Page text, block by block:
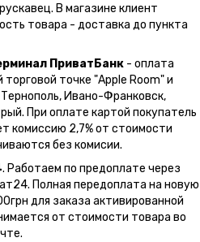
В магазине клиент
товара - доставка до пункта
ПриватБанк - оплата
точке "Apple Room" и
Ивано-Франковск,
При оплате картой покупатель
комиссию 2,7% от стоимости
без комисии.
. Работаем по предоплате через
Полная передоплата на новую
для заказа активированной
от стоимости товара во